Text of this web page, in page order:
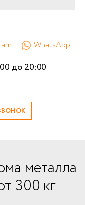
WhatsApp
до 20:00
металла
300 кг